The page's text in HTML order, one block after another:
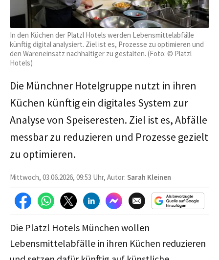
In den Küchen der Platzl Hotels werden Lebensmittelabfälle
künftig digital analysiert. Ziel ist es, Prozesse zu optimieren und
den Wareneinsatz nachhaltiger zu gestalten. (Foto: © Platzl
Hotels)
Die Münchner Hotelgruppe nutzt in ihren
Küchen künftig ein digitales System zur
Analyse von Speiseresten. Ziel ist es, Abfälle
messbar zu reduzieren und Prozesse gezielt
zu optimieren.
Mittwoch, 03.06.2026, 09:53 Uhr, Autor: Sarah Kleinen
Die Platzl Hotels München wollen
Lebensmittelabfälle in ihren Küchen reduzieren